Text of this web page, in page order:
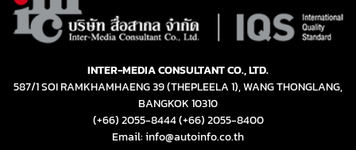
INTER-MEDIA CONSULTANT CO., LTD.
587/1 SOI RAMKHAMHAENG 39 (THEPLEELA 1), WANG THONGLANG,
BANGKOK 10310
(+66) 2055-8444(+66) 2055-8400
Email: info@autoinfo.co.th